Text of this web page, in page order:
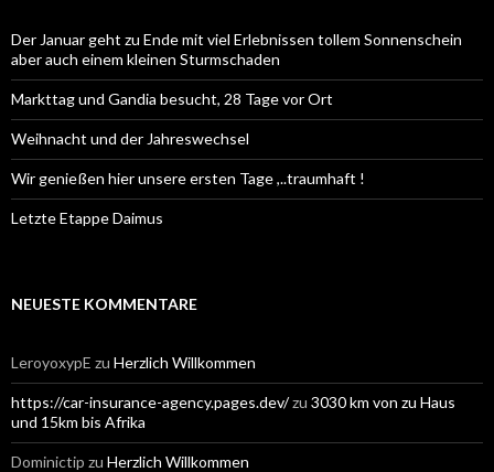
Der Januar geht zu Ende mit viel Erlebnissen tollem Sonnenschein
aber auch einem kleinen Sturmschaden
Markttag und Gandia besucht, 28 Tage vor Ort
Weihnacht und der Jahreswechsel
Wir genießen hier unsere ersten Tage ,..traumhaft !
Letzte Etappe Daimus
NEUESTE KOMMENTARE
LeroyoxypE zu Herzlich Willkommen
https://car-insurance-agency.pages.dev/zu 3030 km von zu Haus
und 15km bis Afrika
Dominictip zu Herzlich Willkommen